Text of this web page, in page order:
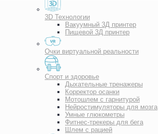
3D Технологии
Вакуумный 3Д принтер
Пищевой 3Д принтер
Очки виртуальной реальности
Спорт и здоровье
Дыхательные тренажеры
Корректор осанки
Мотошлем с гарнитурой
Нейростимуляторы для мозга
Умные глюкометры
Фитнес-трекеры для бега
Шлем с рацией